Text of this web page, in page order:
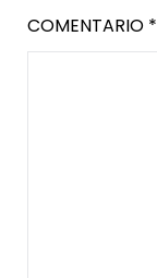
COMENTARIO *